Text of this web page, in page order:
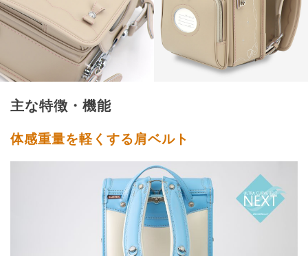
主な特徴・機能
体感重量を軽くする肩ベルト